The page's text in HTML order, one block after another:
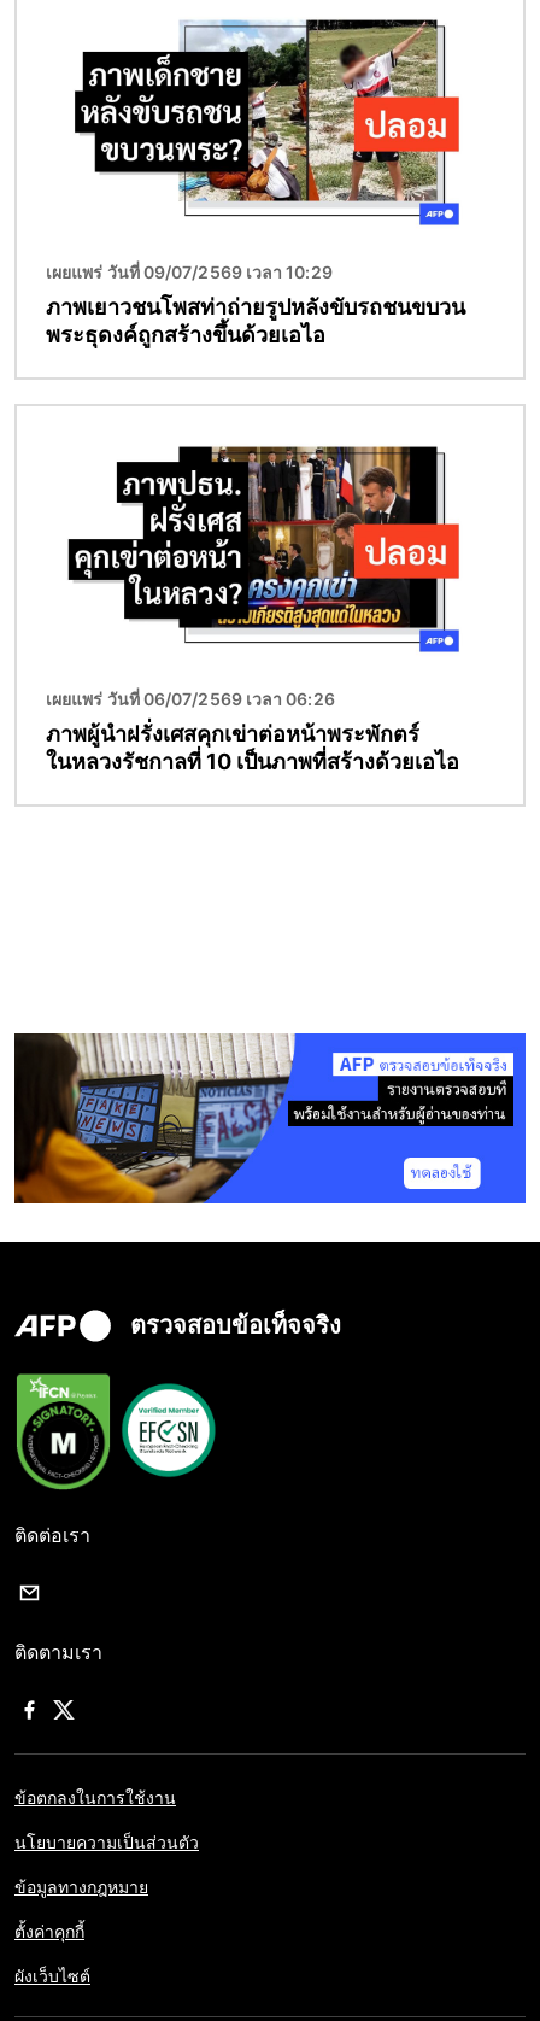
เผยแพร่ วันที่ 09/07/2569 เวลา 10:29
ภาพเยาวชนโพสท่าถ่ายรูปหลังขับรถชนขบวน
พระธุดงค์ถูกสร้างขึ้นด้วยเอไอ
เผยแพร่ วันที่ 06/07/2569 เวลา 06:26
ภาพผู้นำฝรั่งเศสคุกเข่าต่อหน้าพระพักตร์
ในหลวงรัชกาลที่ 10 เป็นภาพที่สร้างด้วยเอไอ
ตรวจสอบข้อเท็จจริง
ติดต่อเรา
ติดตามเรา
ข้อตกลงในการใช้งาน
นโยบายความเป็นส่วนตัว
ข้อมูลทางกฎหมาย
ตั้งค่าคุกกี้
ผังเว็บไซต์